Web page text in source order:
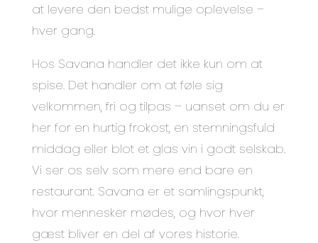
at levere den bedst mulige oplevelse –
hver gang.
Hos Savana handler det ikke kun om at
spise. Det handler om at føle sig
velkommen, fri og tilpas – uanset om du er
her for en hurtig frokost, en stemningsfuld
middag eller blot et glas vin i godt selskab.
Vi ser os selv som mere end bare en
restaurant. Savana er et samlingspunkt,
hvor mennesker mødes, og hvor hver
gæst bliver en del af vores historie.